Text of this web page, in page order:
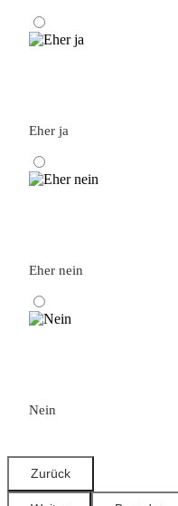
Eher ja
Eher nein
Nein